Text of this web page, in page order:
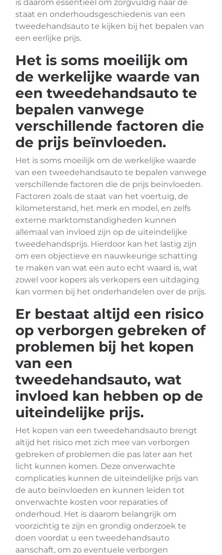
is daarom essentieel om zorgvuldig naar de
staat en onderhoudsgeschiedenis van een
tweedehandsauto te kijken bij het bepalen van
een eerlijke prijs.
Het is soms moeilijk om
de werkelijke waarde van
een tweedehandsauto te
bepalen vanwege
verschillende factoren die
de prijs beïnvloeden.
Het is soms moeilijk om de werkelijke waarde
van een tweedehandsauto te bepalen vanwege
verschillende factoren die de prijs beïnvloeden.
Factoren zoals de staat van het voertuig, de
kilometerstand, het merk en model, en zelfs
externe marktomstandigheden kunnen
allemaal van invloed zijn op de uiteindelijke
tweedehandsprijs. Hierdoor kan het lastig zijn
om een objectieve en nauwkeurige schatting
te maken van wat een auto echt waard is, wat
zowel voor kopers als verkopers een uitdaging
kan vormen bij het onderhandelen over de prijs.
Er bestaat altijd een risico
op verborgen gebreken of
problemen bij het kopen
van een
tweedehandsauto, wat
invloed kan hebben op de
uiteindelijke prijs.
Het kopen van een tweedehandsauto brengt
altijd het risico met zich mee van verborgen
gebreken of problemen die pas later aan het
licht kunnen komen. Deze onverwachte
complicaties kunnen de uiteindelijke prijs van
de auto beïnvloeden en kunnen leiden tot
onverwachte kosten voor reparaties of
onderhoud. Het is daarom belangrijk om
voorzichtig te zijn en grondig onderzoek te
doen voordat u een tweedehandsauto
aanschaft, om zo eventuele verborgen